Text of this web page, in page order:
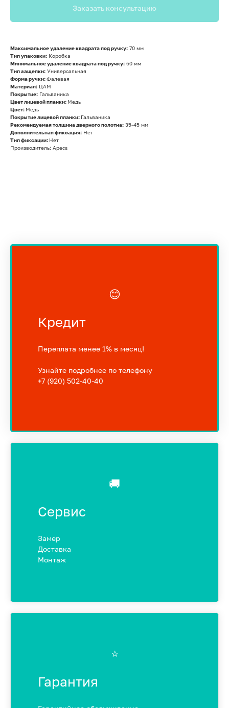
Заказать консультацию
Максимальное удаление квадрата под ручку: 70 мм
Тип упаковки: Коробка
Минимальное удаление квадрата под ручку: 60 мм
Тип защелки: Универсальная
Форма ручки: Фалевая
Материал: ЦАМ
Покрытие: Гальваника
Цвет лицевой планки: Медь
Цвет: Медь
Покрытие лицевой планки: Гальваника
Рекомендуемая толщина дверного полотна: 35-45 мм
Дополнительная фиксация: Нет
Тип фиксации: Нет
Производитель: Apecs
😊
Кредит
Переплата менее 1% в месяц!
Узнайте подробнее по телефону
+7 (920) 502-40-40
🚚
Сервис
Замер
Доставка
Монтаж
⭐️
Гарантия